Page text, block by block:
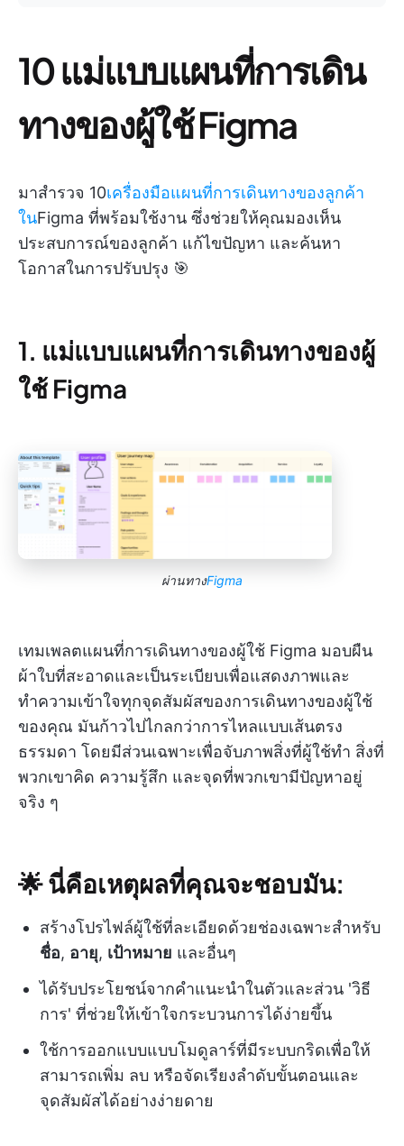
10 แม่แบบแผนที่การเดิน
ทางของผู้ใช้ Figma
มาสำรวจ 10เครื่องมือแผนที่การเดินทางของลูกค้า
ในFigma ที่พร้อมใช้งาน ซึ่งช่วยให้คุณมองเห็น
ประสบการณ์ของลูกค้า แก้ไขปัญหา และค้นหา
โอกาสในการปรับปรุง 🎯
1. แม่แบบแผนที่การเดินทางของผู้
ใช้ Figma
ผ่านทางFigma
เทมเพลตแผนที่การเดินทางของผู้ใช้ Figma มอบผืน
ผ้าใบที่สะอาดและเป็นระเบียบเพื่อแสดงภาพและ
ทำความเข้าใจทุกจุดสัมผัสของการเดินทางของผู้ใช้
ของคุณ มันก้าวไปไกลกว่าการไหลแบบเส้นตรง
ธรรมดา โดยมีส่วนเฉพาะเพื่อจับภาพสิ่งที่ผู้ใช้ทำ สิ่งที่
พวกเขาคิด ความรู้สึก และจุดที่พวกเขามีปัญหาอยู่
จริง ๆ
🌟 นี่คือเหตุผลที่คุณจะชอบมัน:
สร้างโปรไฟล์ผู้ใช้ที่ละเอียดด้วยช่องเฉพาะสำหรับ
ชื่อ, อายุ, เป้าหมาย และอื่นๆ
ได้รับประโยชน์จากคำแนะนำในตัวและส่วน 'วิธี
การ' ที่ช่วยให้เข้าใจกระบวนการได้ง่ายขึ้น
ใช้การออกแบบแบบโมดูลาร์ที่มีระบบกริดเพื่อให้
สามารถเพิ่ม ลบ หรือจัดเรียงลำดับขั้นตอนและ
จุดสัมผัสได้อย่างง่ายดาย